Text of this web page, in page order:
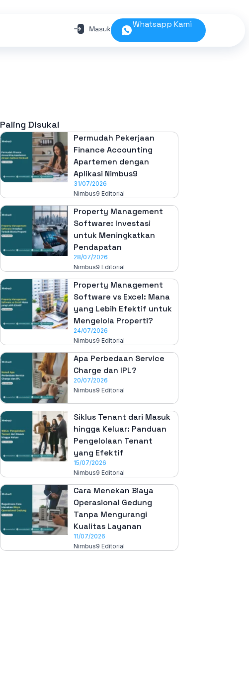
Whatsapp Kami
Paling Disukai
Permudah Pekerjaan
Finance Accounting
Apartemen dengan
Aplikasi Nimbus9
31/07/2026
Nimbus9 Editorial
Property Management
Software: Investasi
untuk Meningkatkan
Pendapatan
28/07/2026
Nimbus9 Editorial
Property Management
Software vs Excel: Mana
yang Lebih Efektif untuk
Mengelola Properti?
24/07/2026
Nimbus9 Editorial
Apa Perbedaan Service
Charge dan IPL?
20/07/2026
Nimbus9 Editorial
Siklus Tenant dari Masuk
hingga Keluar: Panduan
Pengelolaan Tenant
yang Efektif
15/07/2026
Nimbus9 Editorial
Cara Menekan Biaya
Operasional Gedung
Tanpa Mengurangi
Kualitas Layanan
11/07/2026
Nimbus9 Editorial